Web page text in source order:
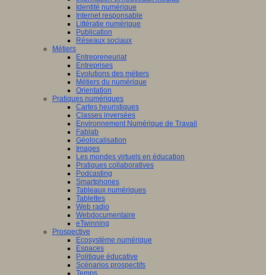
Identité numérique
Internet responsable
Littératie numérique
Publication
Réseaux sociaux
Métiers
Entrepreneuriat
Entreprises
Evolutions des métiers
Métiers du numérique
Orientation
Pratiques numériques
Cartes heuristiques
Classes inversées
Environnement Numérique de Travail
Fablab
Géolocalisation
Images
Les mondes virtuels en éducation
Pratiques collaboratives
Podcasting
Smartphones
Tableaux numériques
Tablettes
Web radio
Webdocumentaire
eTwinning
Prospective
Ecosystème numérique
Espaces
Politique éducative
Scénarios prospectifs
Temps